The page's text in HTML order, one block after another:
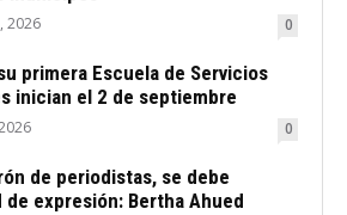
2026 0
primera Escuela de Servicios
inician el 2 de septiembre
0
de periodistas, se debe
expresión: Bertha Ahued